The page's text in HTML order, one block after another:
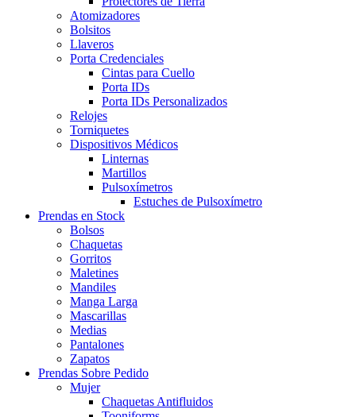
Atomizadores
Bolsitos
Llaveros
Porta Credenciales
Cintas para Cuello
Porta IDs
Porta IDs Personalizados
Relojes
Torniquetes
Dispositivos Médicos
Linternas
Martillos
Pulsoxímetros
Estuches de Pulsoxímetro
Prendas en Stock
Bolsos
Chaquetas
Gorritos
Maletines
Mandiles
Manga Larga
Mascarillas
Medias
Pantalones
Zapatos
Prendas Sobre Pedido
Mujer
Chaquetas Antifluidos